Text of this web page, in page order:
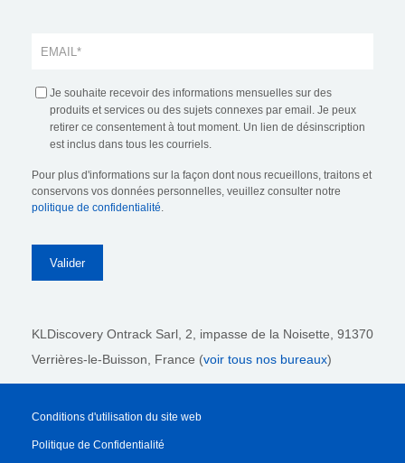
Je souhaite recevoir des informations mensuelles sur des
produits et services ou des sujets connexes par email. Je peux
retirer ce consentement à tout moment. Un lien de désinscription
est inclus dans tous les courriels.
Pour plus d'informations sur la façon dont nous recueillons, traitons et
conservons vos données personnelles, veuillez consulter notre
politique de confidentialité.
KLDiscovery Ontrack Sarl, 2, impasse de la Noisette, 91370
Verrières-le-Buisson, France (voir tous nos bureaux)
Conditions d'utilisation du site web
Politique de Confidentialité